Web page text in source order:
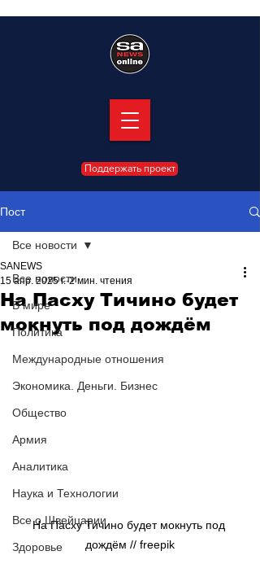
Поддержать проект
Пост
Все новости
В мире
Политика
Международные отношения
Экономика. Деньги. Бизнес
Общество
Армия
Аналитика
Наука и Технологии
Все о Швейцарии
Здоровье
Все новости
На Пасху Тичино будет
мокнуть под дождём
SANEWS
15 апр. 2025 г. 2 мин. чтения
На Пасху Тичино будет мокнуть под
дождём // freepik